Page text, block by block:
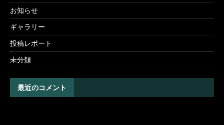
お知らせ
ギャラリー
投稿レポート
未分類
最近のコメント